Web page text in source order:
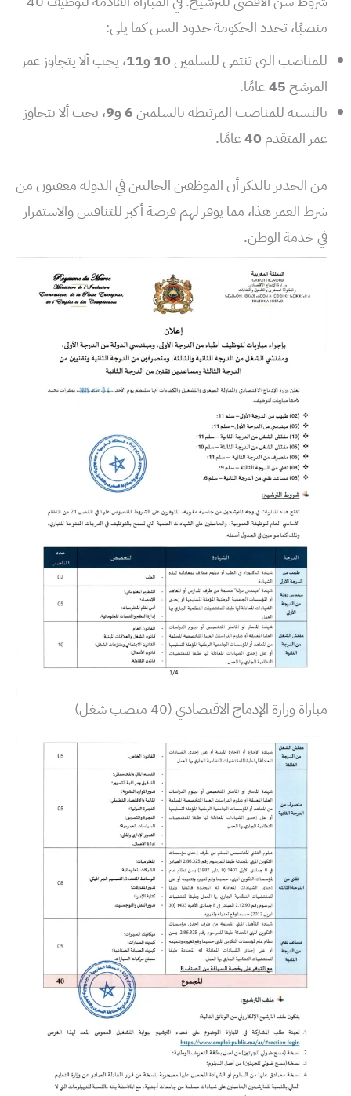
منصبًا، تحدد الحكومة حدود السن كما يلي:
للمناصب التي تنتمي للسلمين10 و11
، يجب ألا يتجاوز عمر
المرشح45عامًا.
بالنسبة للمناصب المرتبطة بالسلمين6 و9
، يجب ألا يتجاوز
عمر المتقدم 40عامًا.
من الجدير بالذكر أن الموظفين الحاليين في الدولة معفيون من
شرط العمر هذا، مما يوفر لهم فرصة أكبر للتنافس والاستمرار
في خدمة الوطن.
مباراة وزارة الإدماج الاقتصادي (40 منصب شغل)